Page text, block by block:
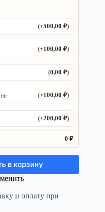
(+500,00₽)
(+100,00₽)
(0,00₽)
(+100,00₽)
(+200,00₽)
0 ₽
в корзину
и оплату при